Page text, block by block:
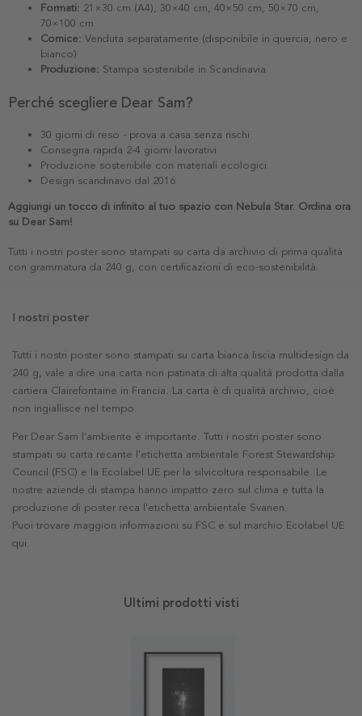
Formati: 21×30 cm (A4), 30×40 cm, 40×50 cm, 50×70 cm,
70×100 cm
Cornice: Venduta separatamente (disponibile in quercia, nero e
bianco)
Produzione: Stampa sostenibile in Scandinavia
Perché scegliere Dear Sam?
30 giorni di reso - prova a casa senza rischi
Consegna rapida 2-4 giorni lavorativi
Produzione sostenibile con materiali ecologici
Design scandinavo dal 2016
Aggiungi un tocco di infinito al tuo spazio con Nebula Star. Ordina ora
su Dear Sam!
Tutti i nostri poster sono stampati su carta da archivio di prima qualità
con grammatura da 240 g, con certificazioni di eco-sostenibilità.
I nostri poster
Tutti i nostri poster sono stampati su carta bianca liscia multidesign da
240 g, vale a dire una carta non patinata di alta qualità prodotta dalla
cartiera Clairefontaine in Francia. La carta è di qualità archivio, cioè
non ingiallisce nel tempo.
Per Dear Sam l'ambiente è importante. Tutti i nostri poster sono
stampati su carta recante l'etichetta ambientale Forest Stewardship
Council (FSC) e la Ecolabel UE per la silvicoltura responsabile. Le
nostre aziende di stampa hanno impatto zero sul clima e tutta la
produzione di poster reca l'etichetta ambientale Svanen.
Puoi trovare maggiori informazioni su FSC e sul marchio Ecolabel UE
qui.
Ultimi prodotti visti